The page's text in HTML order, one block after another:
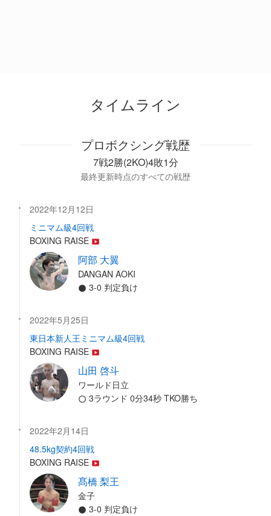
タイムライン
プロボクシング戦歴
7戦2勝(2KO)4敗1分
最終更新時点のすべての戦歴
2022年12月12日
ミニマム級4回戦
BOXING RAISE
阿部 大翼
DANGAN AOKI
3-0 判定負け
2022年5月25日
東日本新人王ミニマム級4回戦
BOXING RAISE
山田 啓斗
ワールド日立
3ラウンド 0分34秒 TKO勝ち
2022年2月14日
48.5kg契約4回戦
BOXING RAISE
髙橋 梨王
金子
3-0 判定負け